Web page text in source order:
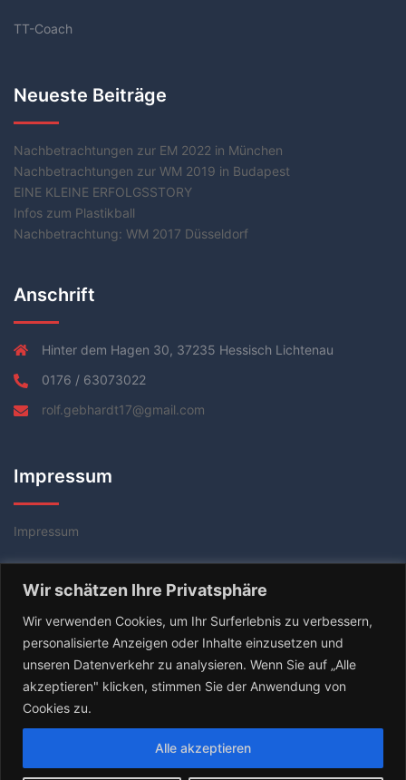
Wir schätzen Ihre Privatsphäre
Wir verwenden Cookies, um Ihr Surferlebnis zu verbessern,
personalisierte Anzeigen oder Inhalte einzusetzen und
unseren Datenverkehr zu analysieren. Wenn Sie auf „Alle
akzeptieren" klicken, stimmen Sie der Anwendung von
Cookies zu.
Alle akzeptieren
TT-Coach
Neueste Beiträge
Nachbetrachtungen zur EM 2022 in München
Nachbetrachtungen zur WM 2019 in Budapest
EINE KLEINE ERFOLGSSTORY
Infos zum Plastikball
Nachbetrachtung: WM 2017 Düsseldorf
Anschrift
Hinter dem Hagen 30, 37235 Hessisch Lichtenau
0176 / 63073022
rolf.gebhardt17@gmail.com
Impressum
Impressum